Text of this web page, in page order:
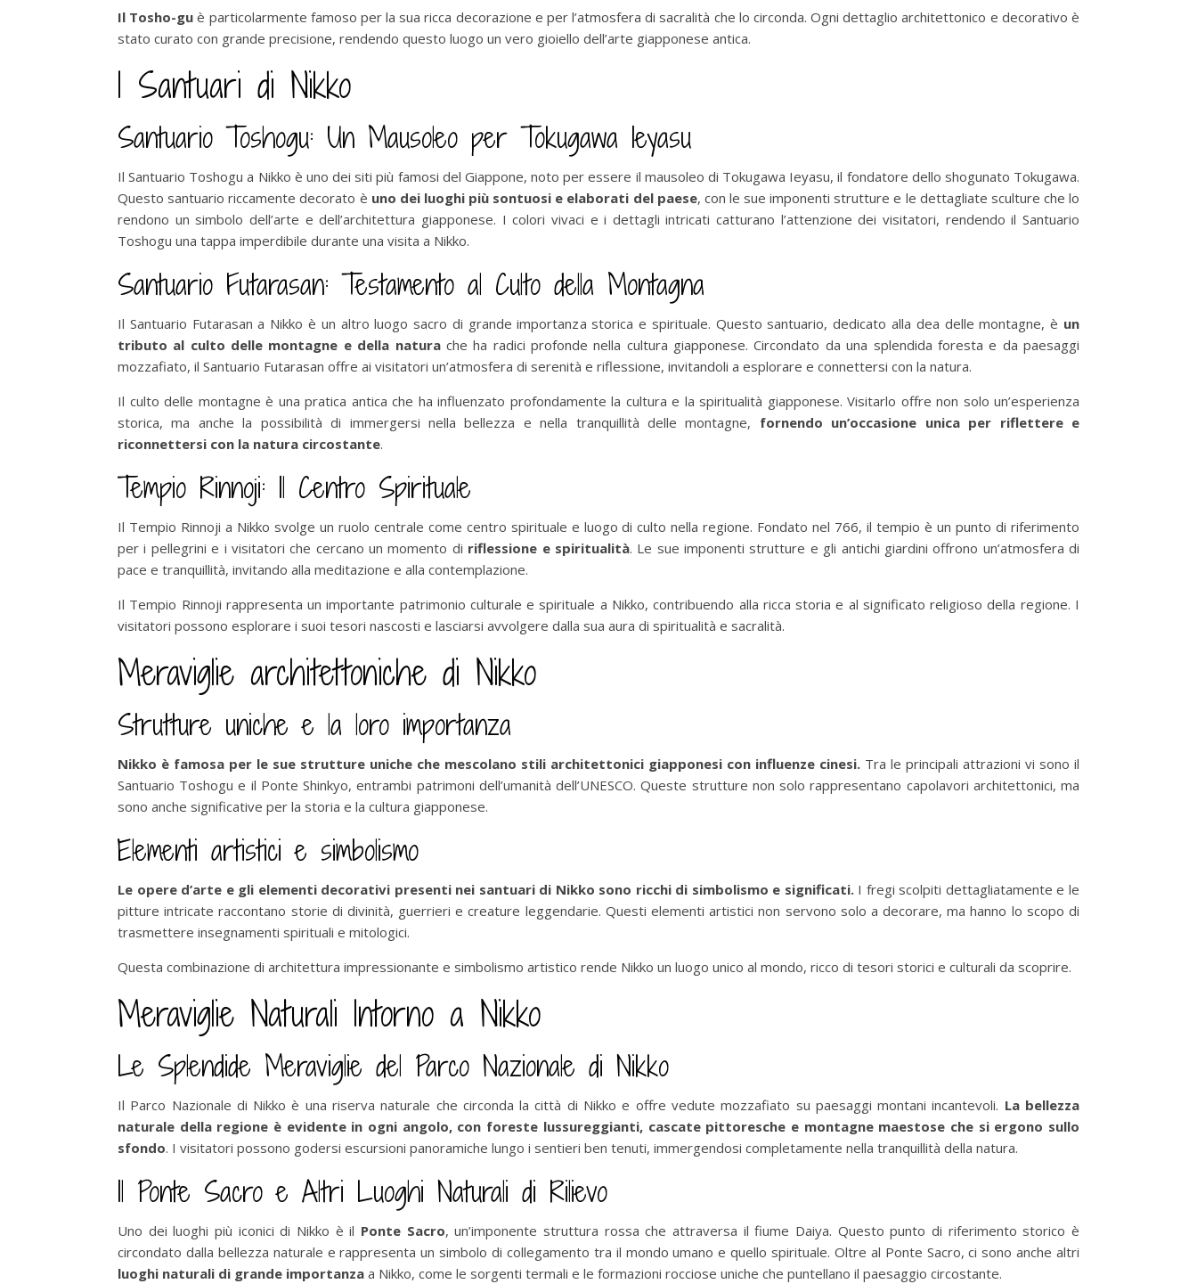
Il Tosho-gu è particolarmente famoso per la sua ricca decorazione e per l’atmosfera di sacralità che lo circonda. Ogni dettaglio architettonico e decorativo è
stato curato con grande precisione, rendendo questo luogo un vero gioiello dell’arte giapponese antica.
I Santuari di Nikko
Santuario Toshogu: Un Mausoleo per Tokugawa Ieyasu
Il Santuario Toshogu a Nikko è uno dei siti più famosi del Giappone, noto per essere il mausoleo di Tokugawa Ieyasu, il fondatore dello shogunato Tokugawa.
Questo santuario riccamente decorato è uno dei luoghi più sontuosi e elaborati del paese, con le sue imponenti strutture e le dettagliate sculture che lo
rendono un simbolo dell’arte e dell’architettura giapponese. I colori vivaci e i dettagli intricati catturano l’attenzione dei visitatori, rendendo il Santuario
Toshogu una tappa imperdibile durante una visita a Nikko.
Santuario Futarasan: Testamento al Culto della Montagna
Il Santuario Futarasan a Nikko è un altro luogo sacro di grande importanza storica e spirituale. Questo santuario, dedicato alla dea delle montagne, è un
tributo al culto delle montagne e della naturache ha radici profonde nella cultura giapponese. Circondato da una splendida foresta e da paesaggi
mozzafiato, il Santuario Futarasan offre ai visitatori un’atmosfera di serenità e riflessione, invitandoli a esplorare e connettersi con la natura.
Il culto delle montagne è una pratica antica che ha influenzato profondamente la cultura e la spiritualità giapponese. Visitarlo offre non solo un’esperienza
storica, ma anche la possibilità di immergersi nella bellezza e nella tranquillità delle montagne, fornendo un’occasione unica per riflettere e
riconnettersi con la natura circostante.
Tempio Rinnoji: Il Centro Spirituale
Il Tempio Rinnoji a Nikko svolge un ruolo centrale come centro spirituale e luogo di culto nella regione. Fondato nel 766, il tempio è un punto di riferimento
per i pellegrini e i visitatori che cercano un momento di riflessione e spiritualità. Le sue imponenti strutture e gli antichi giardini offrono un’atmosfera di
pace e tranquillità, invitando alla meditazione e alla contemplazione.
Il Tempio Rinnoji rappresenta un importante patrimonio culturale e spirituale a Nikko, contribuendo alla ricca storia e al significato religioso della regione. I
visitatori possono esplorare i suoi tesori nascosti e lasciarsi avvolgere dalla sua aura di spiritualità e sacralità.
Meraviglie architettoniche di Nikko
Strutture uniche e la loro importanza
Nikko è famosa per le sue strutture uniche che mescolano stili architettonici giapponesi con influenze cinesi. Tra le principali attrazioni vi sono il
Santuario Toshogu e il Ponte Shinkyo, entrambi patrimoni dell’umanità dell’UNESCO. Queste strutture non solo rappresentano capolavori architettonici, ma
sono anche significative per la storia e la cultura giapponese.
Elementi artistici e simbolismo
Le opere d’arte e gli elementi decorativi presenti nei santuari di Nikko sono ricchi di simbolismo e significati.I fregi scolpiti dettagliatamente e le
pitture intricate raccontano storie di divinità, guerrieri e creature leggendarie. Questi elementi artistici non servono solo a decorare, ma hanno lo scopo di
trasmettere insegnamenti spirituali e mitologici.
Questa combinazione di architettura impressionante e simbolismo artistico rende Nikko un luogo unico al mondo, ricco di tesori storici e culturali da scoprire.
Meraviglie Naturali Intorno a Nikko
Le Splendide Meraviglie del Parco Nazionale di Nikko
Il Parco Nazionale di Nikko è una riserva naturale che circonda la città di Nikko e offre vedute mozzafiato su paesaggi montani incantevoli. La bellezza
naturale della regione è evidente in ogni angolo, con foreste lussureggianti, cascate pittoresche e montagne maestose che si ergono sullo
sfondo. I visitatori possono godersi escursioni panoramiche lungo i sentieri ben tenuti, immergendosi completamente nella tranquillità della natura.
Il Ponte Sacro e Altri Luoghi Naturali di Rilievo
Uno dei luoghi più iconici di Nikko è il Ponte Sacro, un’imponente struttura rossa che attraversa il fiume Daiya. Questo punto di riferimento storico è
circondato dalla bellezza naturale e rappresenta un simbolo di collegamento tra il mondo umano e quello spirituale. Oltre al Ponte Sacro, ci sono anche altri
luoghi naturali di grande importanza a Nikko, come le sorgenti termali e le formazioni rocciose uniche che puntellano il paesaggio circostante.